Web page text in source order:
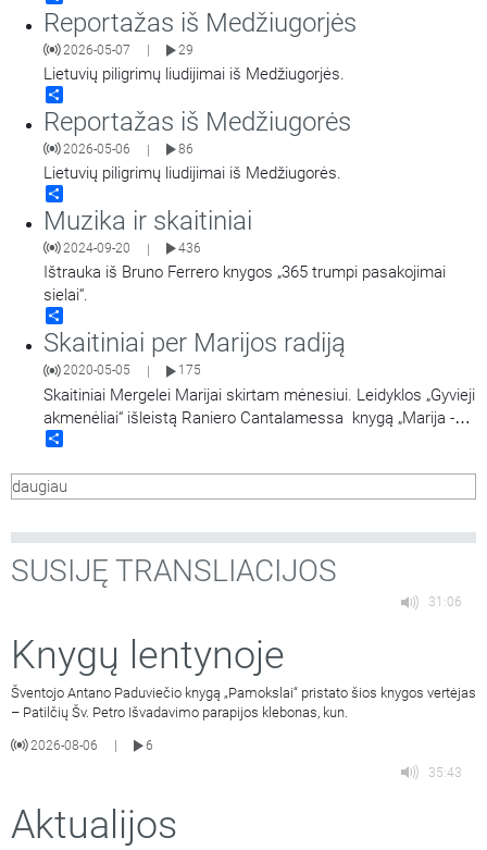
Reportažas iš Medžiugorjės
2026-05-07 29
Lietuvių piligrimų liudijimai iš Medžiugorjės.
Reportažas iš Medžiugorės
2026-05-06 | 86
Lietuvių piligrimų liudijimai iš Medžiugorės.
Muzika ir skaitiniai
2024-09-20 | 436
Ištrauka iš Bruno Ferrero knygos „365 trumpi pasakojimai
sielai“.
Skaitiniai per Marijos radiją
2020-05-05 175
Skaitiniai Mergelei Marijai skirtam mėnesiui. Leidyklos „Gyvieji
akmenėliai“ išleistą Raniero Cantalamessa knygą „Marija -
Bažnyčios veidrodis“ skaito kunigas Nerijus Pipiras.
daugiau
SUSIJĘ TRANSLIACIJOS
31:06
Knygų lentynoje
Šventojo Antano Paduviečio knygą „Pamokslai“ pristato šios knygos vertėjas
– Patilčių Šv. Petro Išvadavimo parapijos klebonas, kun.
2026-08-06
6
35:43
Aktualijos